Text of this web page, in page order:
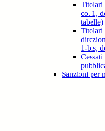
Titolari
co. 1,
tabelle)
Titolari
1-bis,
Sanzioni per